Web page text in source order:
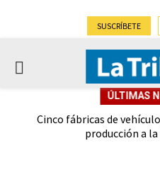
SUSCRÍBETE
PRIMARY
ÚLTIMAS
Cinco fábricas de
producción a